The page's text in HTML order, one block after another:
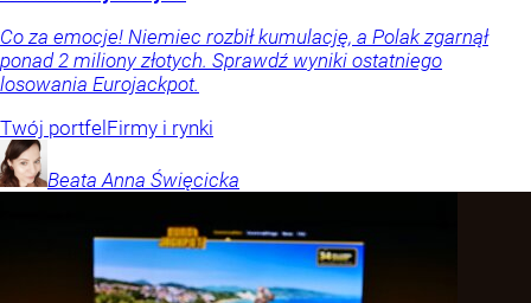
Co za emocje! Niemiec rozbił kumulację, a Polak zgarnął
ponad 2 miliony złotych. Sprawdź wyniki ostatniego
losowania Eurojackpot.
Twój portfelFirmy i rynki
Beata Anna Święcicka